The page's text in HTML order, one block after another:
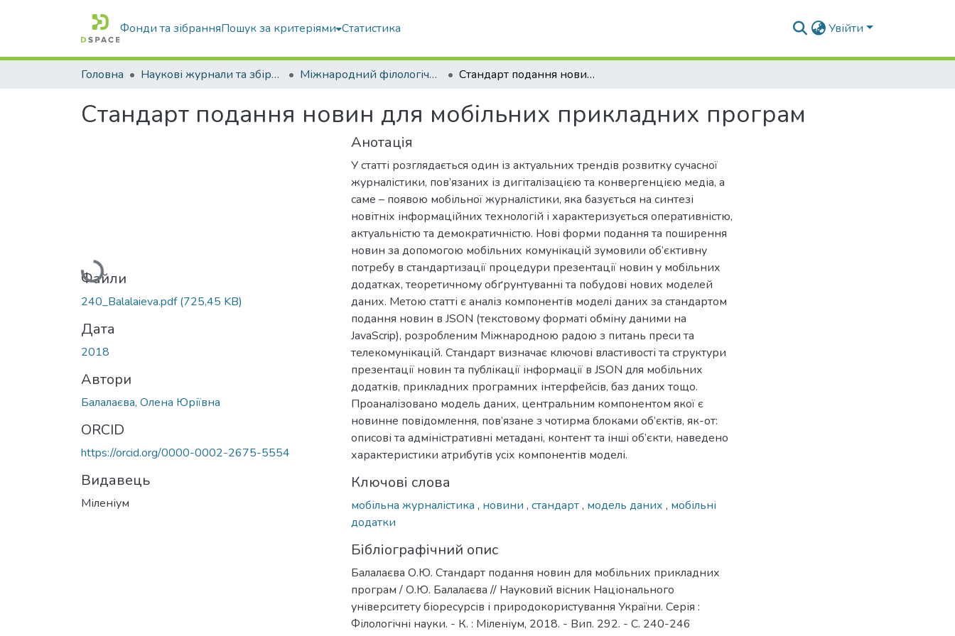
Фонди та зібранняПошук за критеріями Статистика Увійти
Головна Наукові журнали та збірники видань Міжнародний філологічний часопис Cтандарт подання новин для мобільних прикладних програм
Cтандарт подання новин для мобільних прикладних програм
Вантажиться...
Файли
240_Balalaieva.pdf(725,45 KB)
Дата
2018
Автори
Балалаєва, Олена Юріївна
ORCID
https://orcid.org/0000-0002-2675-5554
Видавець
Міленіум
Анотація
У статті розглядається один із актуальних трендів розвитку сучасної
журналістики, пов’язаних із дигіталізацією та конвергенцією медіа, а
саме – появою мобільної журналістики, яка базується на синтезі
новітніх інформаційних технологій і характеризується оперативністю,
актуальністю та демократичністю. Нові форми подання та поширення
новин за допомогою мобільних комунікацій зумовили об’єктивну
потребу в стандартизації процедури презентації новин у мобільних
додатках, теоретичному обґрунтуванні та побудові нових моделей
даних. Метою статті є аналіз компонентів моделі даних за стандартом
подання новин в JSON (текстовому форматі обміну даними на
JavaScrip), розробленим Міжнародною радою з питань преси та
телекомунікацій. Стандарт визначає ключові властивості та структури
презентації новин та публікації інформації в JSON для мобільних
додатків, прикладних програмних інтерфейсів, баз даних тощо.
Проаналізовано модель даних, центральним компонентом якої є
новинне повідомлення, пов’язане з чотирма блоками об’єктів, як-от:
описові та адміністративні метадані, контент та інші об’єкти, наведено
характеристики атрибутів усіх компонентів моделі.
Ключові слова
мобільна журналістика , новини , стандарт, модель даних , мобільні
додатки
Бібліографічний опис
Балалаєва О.Ю. Cтандарт подання новин для мобільних прикладних
програм / О.Ю. Балалаєва // Науковий вісник Національного
університету біоресурсів і природокористування України. Серія :
Філологічні науки. - К. : Міленіум, 2018. - Вип. 292. - С. 240-246